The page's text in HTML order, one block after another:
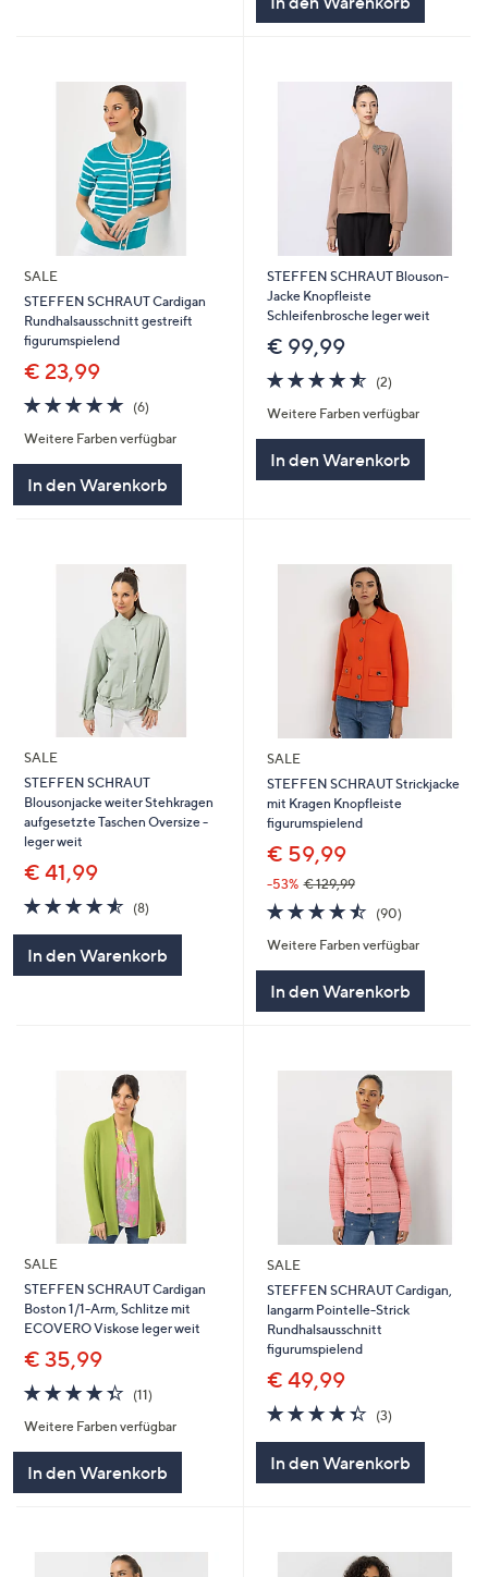
SALE
STEFFEN SCHRAUT Cardigan
Rundhalsausschnitt gestreift
figurumspielend
€ 23,99
4.7
von
5
(6)
Weitere Farben verfügbar
In den Warenkorb
STEFFEN SCHRAUT Blouson-
Jacke Knopfleiste
Schleifenbrosche leger weit
€ 99,99
4.5
von
5
(2)2
Weitere Farben verfügbar
In den Warenkorb
SALE
STEFFEN SCHRAUT
Blousonjacke weiter Stehkragen
aufgesetzte Taschen Oversize -
leger weit
€ 41,99
4.5
von
5
(8)
In den Warenkorb
SALE
STEFFEN SCHRAUT Strickjacke
mit Kragen Knopfleiste
figurumspielend
€ 59,99
-53% € 129,99
4.5
von
5
(90)
Weitere Farben verfügbar
In den Warenkorb
SALE
STEFFEN SCHRAUT Cardigan
Boston 1/1-Arm, Schlitze mit
ECOVERO Viskose leger weit
€ 35,99
4.4
von
5
(11)
Weitere Farben verfügbar
In den Warenkorb
SALE
STEFFEN SCHRAUT Cardigan,
langarm Pointelle-Strick
Rundhalsausschnitt
figurumspielend
€ 49,99
4.3
von
5
(3)
In den Warenkorb